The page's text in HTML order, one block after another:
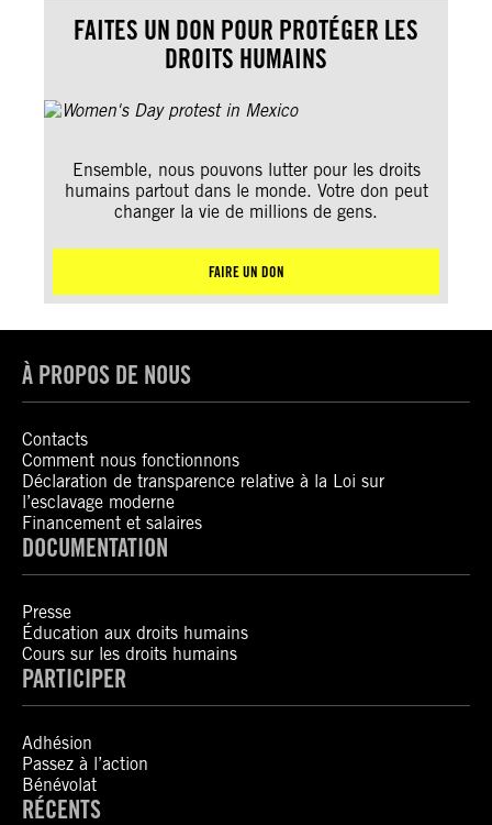
FAITES UN DON POUR PROTÉGER LES
DROITS HUMAINS
Ensemble, nous pouvons lutter pour les droits
humains partout dans le monde. Votre don peut
changer la vie de millions de gens.
FAIRE UN DON
À PROPOS DE NOUS
Contacts
Comment nous fonctionnons
Déclaration de transparence relative à la Loi sur
l’esclavage moderne
Financement et salaires
DOCUMENTATION
Presse
Éducation aux droits humains
Cours sur les droits humains
PARTICIPER
Adhésion
Passez à l’action
Bénévolat
RÉCENTS